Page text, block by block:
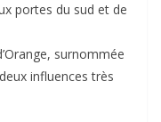
portes du sud et de
surnommée
influences très